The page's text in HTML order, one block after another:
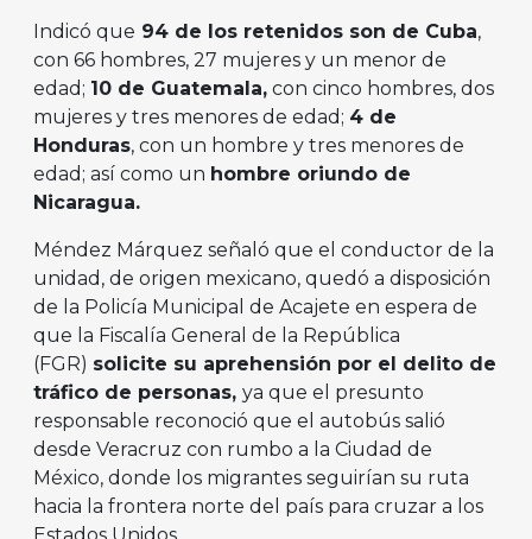
Indicó que 94 de los retenidos son de Cuba,
con 66 hombres, 27 mujeres y un menor de
edad; 10 de Guatemala, con cinco hombres, dos
mujeres y tres menores de edad; 4 de
Honduras, con un hombre y tres menores de
edad; así como un hombre oriundo de
Nicaragua.
Méndez Márquez señaló que el conductor de la
unidad, de origen mexicano, quedó a disposición
de la Policía Municipal de Acajete en espera de
que la Fiscalía General de la República
(FGR) solicite su aprehensión por el delito de
tráfico de personas, ya que el presunto
responsable reconoció que el autobús salió
desde Veracruz con rumbo a la Ciudad de
México, donde los migrantes seguirían su ruta
hacia la frontera norte del país para cruzar a los